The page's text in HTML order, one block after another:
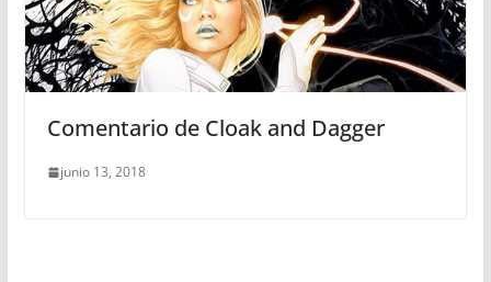
Comentario de Cloak and Dagger
junio 13, 2018